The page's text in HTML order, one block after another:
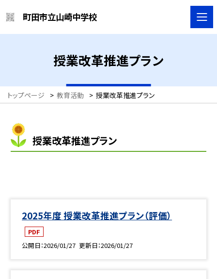
町田市立山崎中学校
授業改革推進プラン
トップページ > 教育活動 > 授業改革推進プラン
授業改革推進プラン
2025年度 授業改革推進プラン（評価）
PDF
公開日 2026/01/27 更新日 2026/01/27